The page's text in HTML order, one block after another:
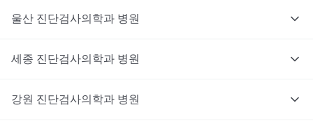
울산 진단검사의학과 병원
세종 진단검사의학과 병원
강원 진단검사의학과 병원